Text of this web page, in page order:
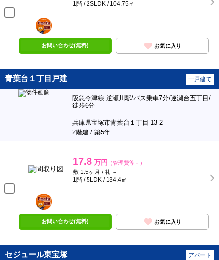
1階 / 2SLDK / 104.75㎡
ポンタ
部屋
お問い合わせ(無料) お気に入り
青葉台１丁目戸建 一戸建て
阪急今津線 逆瀬川駅/バス乗車7分/逆瀬台五丁目/
徒歩6分
兵庫県宝塚市青葉台１丁目 13-2
2階建 / 築5年
17.8 万円 （管理費等－）
敷 1.5ヶ月 / 礼 －
1階 / 5LDK / 134.4㎡
ポンタ
部屋
お問い合わせ(無料) お気に入り
セジュール東宝塚 アパート